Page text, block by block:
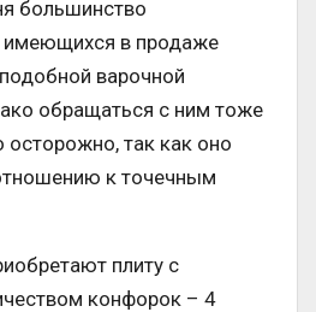
большинство
имеющихся в продаже
варочной
обращаться с ним тоже
осторожно, так как оно
к точечным
плиту с
конфорок – 4